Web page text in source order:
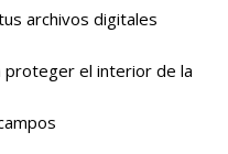
archivos digitales
el interior de la